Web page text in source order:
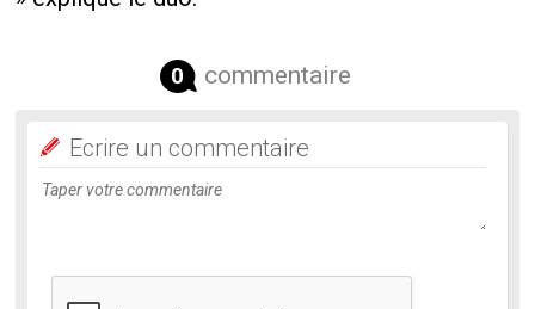
0 commentaire
Ecrire un commentaire